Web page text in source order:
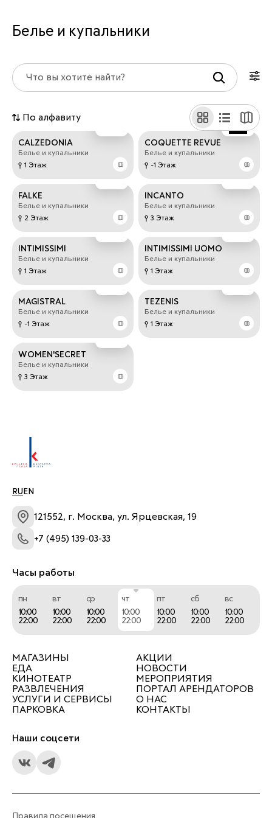
Белье и купальники
По алфавиту
CALZEDONIA
Белье и купальники
1 Этаж
COQUETTE REVUE
Белье и купальники
-1 Этаж
FALKE
Белье и купальники
2 Этаж
INCANTO
Белье и купальники
3 Этаж
INTIMISSIMI
Белье и купальники
1 Этаж
INTIMISSIMI UOMO
Белье и купальники
1 Этаж
MAGISTRAL
Белье и купальники
-1 Этаж
TEZENIS
Белье и купальники
1 Этаж
WOMEN'SECRET
Белье и купальники
3 Этаж
RU EN
121552, г. Москва, ул. Ярцевская, 19
+7 (495) 139-03-33
Часы работы
пн
10:00
22:00
вт
10:00
22:00
ср
10:00
22:00
чт
10:00
22:00
пт
10:00
22:00
сб
10:00
22:00
вс
10:00
22:00
МАГАЗИНЫ
ЕДА
КИНОТЕАТР
РАЗВЛЕЧЕНИЯ
УСЛУГИ И СЕРВИСЫ
ПАРКОВКА
АКЦИИ
НОВОСТИ
МЕРОПРИЯТИЯ
ПОРТАЛ АРЕНДАТОРОВ
О НАС
КОНТАКТЫ
Наши соцсети
Правила посещения